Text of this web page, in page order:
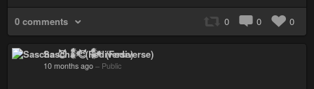
0 comments 0 0 0
Sascha 😈 𒀯 (Fediverse)
10 months ago – Public